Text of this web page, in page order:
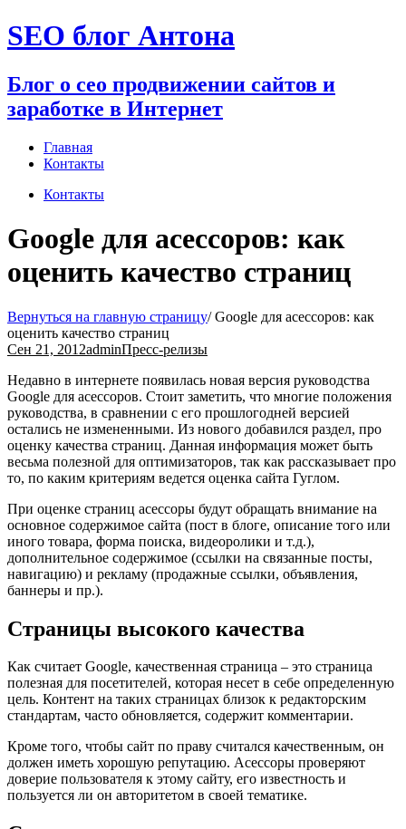
Перейти
к
SEO блог Антона
Блог о сео продвижении сайтов и
заработке в Интернет
Главная
Контакты
Контакты
Google для асессоров: как
оценить качество страниц
Вернуться на главную страницу/Google для асессоров: как
оценить качество страниц
Сен 21, 2012adminПресс-релизы
Недавно в интернете появилась новая версия руководства
Google для асессоров. Стоит заметить, что многие положения
руководства, в сравнении с его прошлогодней версией
остались не измененными. Из нового добавился раздел, про
оценку качества страниц. Данная информация может быть
весьма полезной для оптимизаторов, так как рассказывает про
то, по каким критериям ведется оценка сайта Гуглом.
При оценке страниц асессоры будут обращать внимание на
основное содержимое сайта (пост в блоге, описание того или
иного товара, форма поиска, видеоролики и т.д.),
дополнительное содержимое (ссылки на связанные посты,
навигацию) и рекламу (продажные ссылки, объявления,
баннеры и пр.).
Страницы высокого качества
Как считает Google, качественная страница – это страница
полезная для посетителей, которая несет в себе определенную
цель. Контент на таких страницах близок к редакторским
стандартам, часто обновляется, содержит комментарии.
Кроме того, чтобы сайт по праву считался качественным, он
должен иметь хорошую репутацию. Асессоры проверяют
доверие пользователя к этому сайту, его известность и
пользуется ли он авторитетом в своей тематике.